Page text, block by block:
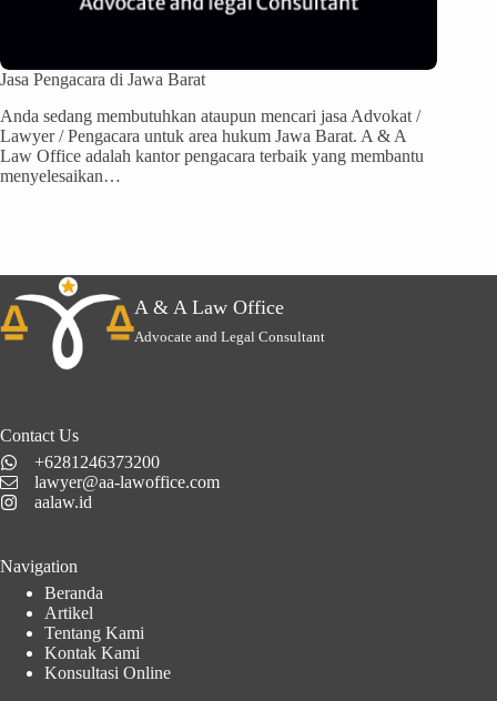
Jasa Pengacara di Jawa Barat
Anda sedang membutuhkan ataupun mencari jasa Advokat /
Lawyer / Pengacara untuk area hukum Jawa Barat. A & A
Law Office adalah kantor pengacara terbaik yang membantu
menyelesaikan…
A & A Law Office
Advocate and Legal Consultant
Contact Us
+6281246373200
lawyer@aa-lawoffice.com
aalaw.id
Navigation
Beranda
Artikel
Tentang Kami
Kontak Kami
Konsultasi Online